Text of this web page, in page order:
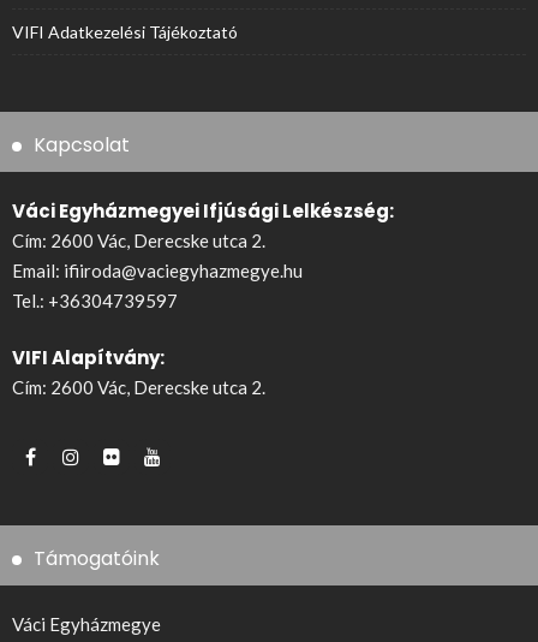
VIFI Adatkezelési Tájékoztató
Kapcsolat
Váci Egyházmegyei Ifjúsági Lelkészség:
Cím: 2600 Vác, Derecske utca 2.
Email: ifiiroda@vaciegyhazmegye.hu
Tel.: +36304739597
VIFI Alapítvány:
Cím: 2600 Vác, Derecske utca 2.
Támogatóink
Váci Egyházmegye